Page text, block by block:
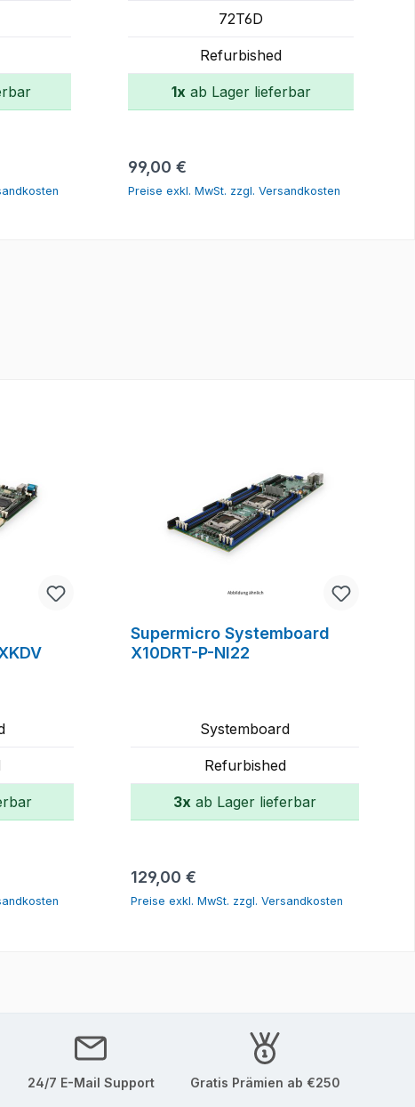
72T6D
Refurbished
1x ab Lager lieferbar
Regulärer Preis:
99,00 €
Preise exkl. MwSt. zzgl. Versandkosten
Supermicro Systemboard
X10DRT-P-NI22
Systemboard
Refurbished
3x ab Lager lieferbar
Regulärer Preis:
129,00 €
Preise exkl. MwSt. zzgl. Versandkosten
In den Warenkorb
24/7 E-Mail Support Gratis Prämien ab €250